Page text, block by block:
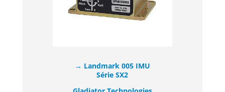
→ Landmark 005 IMU
Série SX2